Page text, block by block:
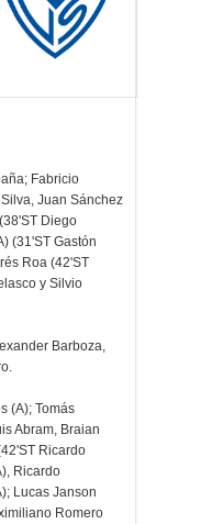
Fabricio
Juan Sánchez
Diego
(31'ST Gastón
Roa (42'ST
y Silvio
Barboza,
(A); Tomás
Abram, Braian
Ricardo
Ricardo
Lucas Janson
Romero